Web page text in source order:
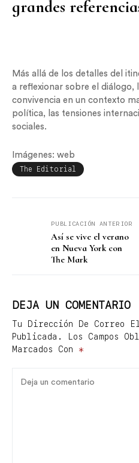
grandes
Más allá de los detalles del
a reflexionar sobre el diálogo,
convivencia en un contexto
política, las tensiones
sociales.
Imágenes: web
The Editorial
PUBLICACIÓN ANTERIOR
Así se vive el verano
en Nueva York con
The Mark
DEJA UN COMENTARIO
Tu Dirección De Correo
Publicada.
Los Campos
Marcados Con *